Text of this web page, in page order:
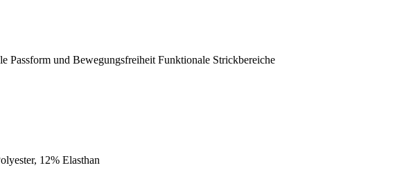
und Bewegungsfreiheit Funktionale Strickbereiche
12% Elasthan